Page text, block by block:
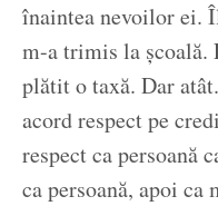
înaintea nevoilor ei.
m-a trimis la
plătit o taxă. Dar
acord respect pe
respect ca persoană
ca persoană, apoi ca